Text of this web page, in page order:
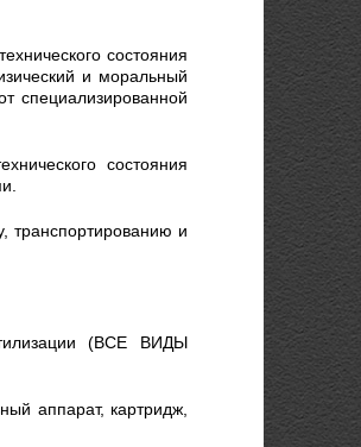
состояния
и моральный
специализированной
состояния
транспортированию и
(ВСЕ ВИДЫ
аппарат, картридж,